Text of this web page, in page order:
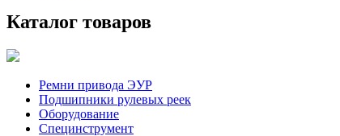
Каталог товаров
Ремни привода ЭУР
Подшипники рулевых реек
Оборудование
Специнструмент